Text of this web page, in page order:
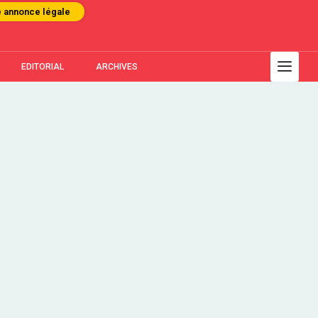
annonce légale
EDITORIAL ARCHIVES